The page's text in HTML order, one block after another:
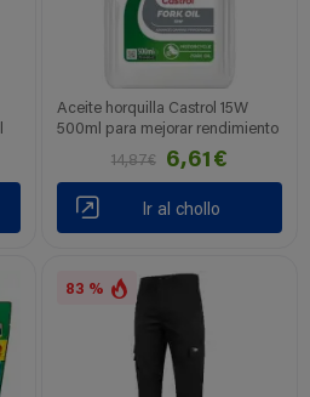
Aceite horquilla Castrol 15W
500ml para mejorar rendimiento
14,87€
6,61€
Ir al chollo
83 %